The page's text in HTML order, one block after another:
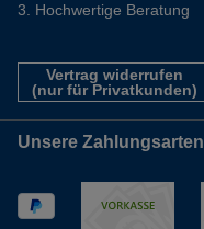
Hochwertige Beratung
Vertrag widerrufen
(nur für Privatkunden)
Unsere Zahlungsarten